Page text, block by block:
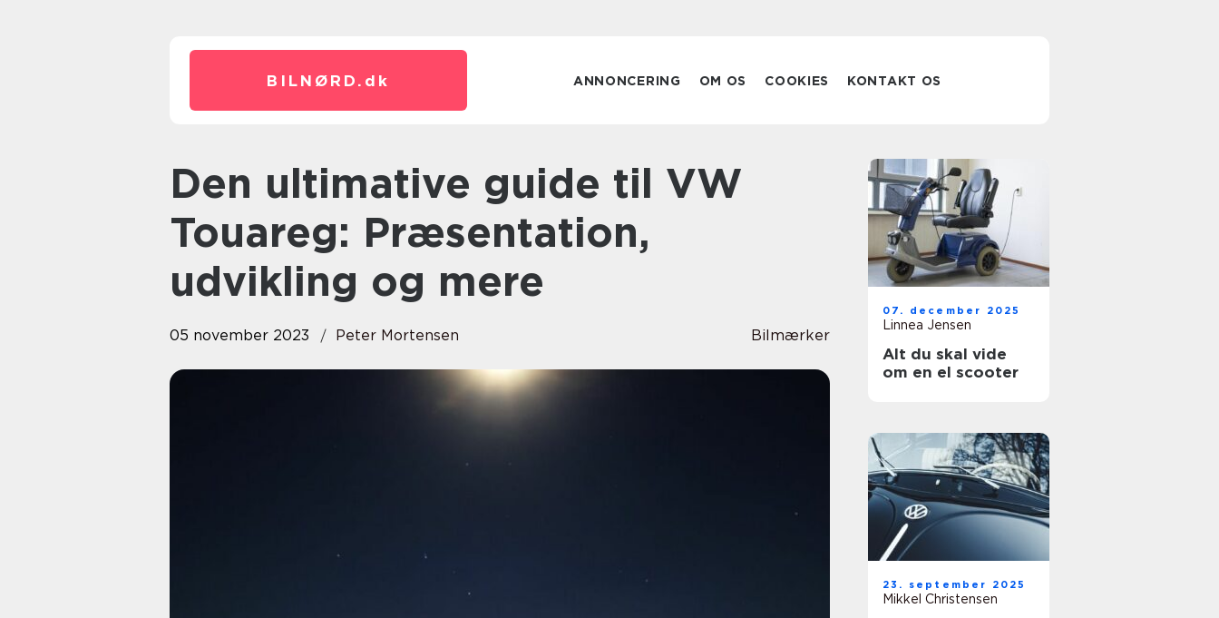
BILNØRD. dk ANNONCERING OM OS COOKIES KONTAKT OS
Den ultimative guide til VW
Touareg: Præsentation,
udvikling og mere
05 november 2023 Peter Mortensen Bilmærker
07. december 2025
Linnea Jensen
Alt du skal vide
om en el scooter
23. september 2025
Mikkel Christensen